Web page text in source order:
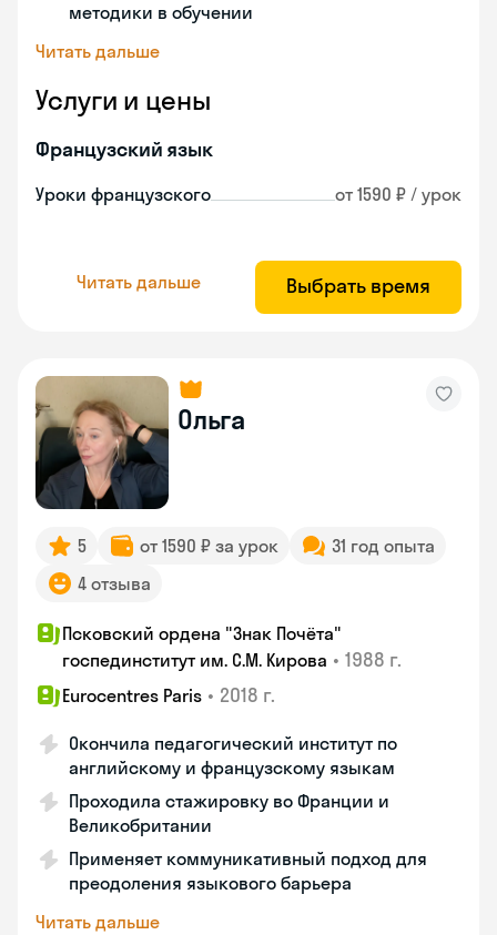
методики в обучении
Читать дальше
Услуги и цены
Французский язык
Уроки французского от 1590 ₽ / урок
Читать дальше Выбрать время
Ольга
5 от 1590 ₽ за урок
31 год опыта
4 отзыва
Псковский ордена "Знак Почёта"
госпединститут им. С.М. Кирова • 1988 г.
Eurocentres Paris • 2018 г.
Окончила педагогический институт по
английскому и французскому языкам
Проходила стажировку во Франции и
Великобритании
Применяет коммуникативный подход для
преодоления языкового барьера
Читать дальше